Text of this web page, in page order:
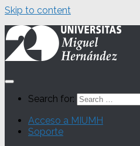
Skip to content
Search for:
Acceso a MIUMH
Soporte